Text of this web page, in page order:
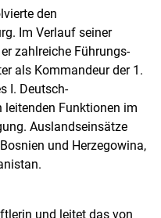
den
Im Verlauf seiner
zahlreiche Führungs-
als Kommandeur der 1.
I. Deutsch-
leitenden Funktionen im
Auslandseinsätze
und Herzegowina,
und leitet das von